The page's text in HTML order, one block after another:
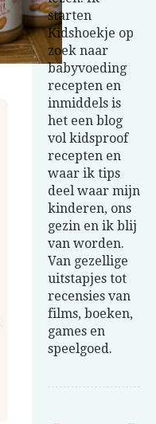
starten
Kidshoekje op
zoek naar
babyvoeding
recepten en
inmiddels is
het een blog
vol kidsproof
recepten en
waar ik tips
deel waar mijn
kinderen, ons
gezin en ik blij
van worden.
Van gezellige
uitstapjes tot
recensies van
films, boeken,
games en
speelgoed.